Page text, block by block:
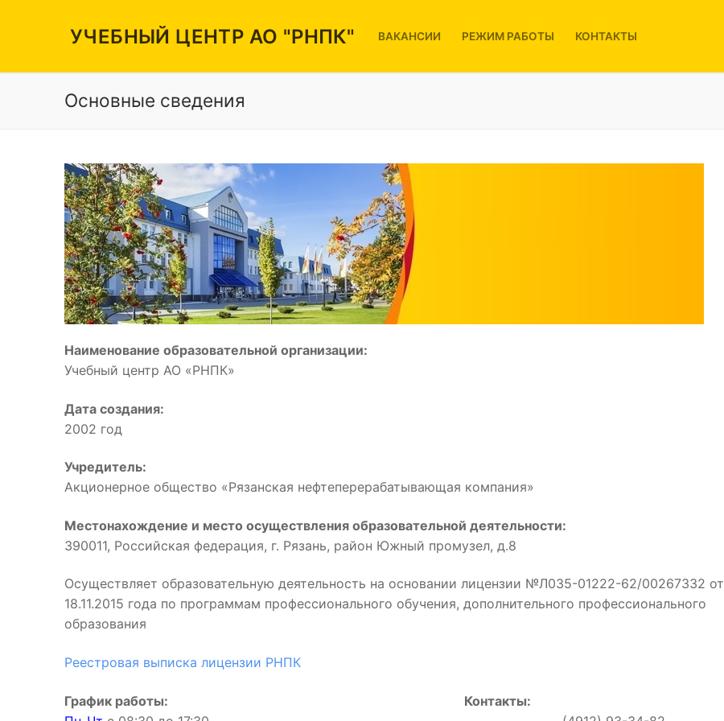
УЧЕБНЫЙ ЦЕНТР АО "РНПК" ВАКАНСИИ РЕЖИМ РАБОТЫ КОНТАКТЫ
Вакансии
Режим работы
Контакты
Основные сведения
Наименование образовательной организации:
Учебный центр АО «РНПК»
Дата создания:
2002 год
Учредитель:
Акционерное общество «Рязанская нефтеперерабатывающая компания»
Местонахождение и место осуществления образовательной деятельности:
390011, Российская федерация, г. Рязань, район Южный промузел, д.8
Осуществляет образовательную деятельность на основании лицензии №Л035-01222-62/00267332 от
18.11.2015 года по программам профессионального обучения, дополнительного профессионального
образования
Реестровая выписка лицензии РНПК
График работы: Контакты: